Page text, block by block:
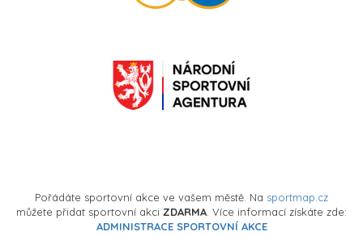
Pořádáte sportovní akce ve vašem městě. Na sportmap.cz
můžete přidat sportovní akci ZDARMA . Více informací získáte zde:
ADMINISTRACE SPORTOVNÍ AKCE